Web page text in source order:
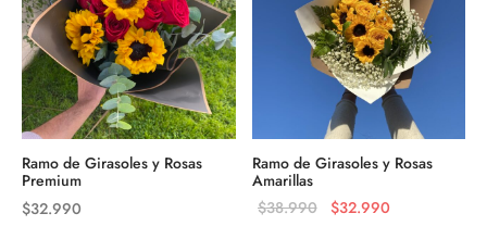
Ramo de Girasoles y Rosas
Premium
$32.990
Ramo de Girasoles y Rosas
Amarillas
$38.990
El precio
$32.990